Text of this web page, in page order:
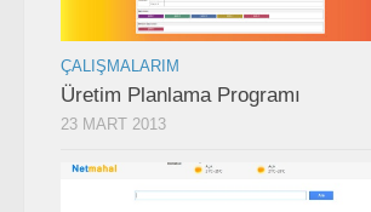
ÇALIŞMALARIM
Üretim Planlama Programı
23 MART 2013